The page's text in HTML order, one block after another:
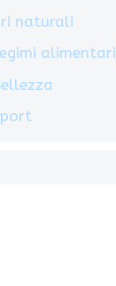
naturali
alimentari